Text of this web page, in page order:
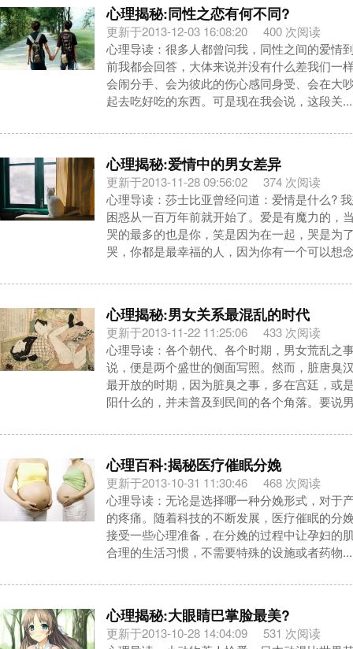
心理揭秘:同性之恋有何不同?
更新于2013-12-03 16:08:20
400 次阅读
心理导读：很多人都曾问我，同性之间的爱情
前我都会回答，大体来说并没有什么差我们一
会闹分手、会为彼此的伤心感同身受、会在大
起去吃好吃的东西。可是现在我会说，这段关...
心理揭秘:爱情中的男女差异
更新于2013-11-28 09:56:02
374 次阅读
心理导读：莎士比亚曾经问道：爱情是什么?
困惑从一百万年前就开始了。爱是有魔力的，
哭的最多的也是你，笑是因为在一起，哭是为
哭，你都是最幸福的人，因为你有一个可以想
心理揭秘:男女关系最混乱的时代
更新于2013-11-22 11:25:06
433 次阅读
心理导读：各个朝代、各个时期，男女荒乱之
说，便是两个盛世的侧面写照。然而，脏唐臭
最开放的时期，因为脏臭之事，多在宫廷，或
阳什么的，并未普及到民间的各个角落。要说
心理百科:揭秘医疗催眠分娩
更新于2013-10-31 11:30:46
468 次阅读
心理导读：无论是选择哪一种分娩形式，对于
的疼痛。随着科技的不断发展，医疗催眠的分
接受一些心理准备，在分娩的过程中让孕妇的
合理的生活习惯，不需要特殊的设施或者药物...
心理揭秘:大眼睛巴掌脸最美?
更新于2013-10-28 14:04:09
531 次阅读